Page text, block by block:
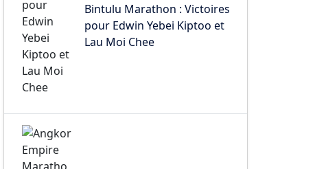
Bintulu Marathon : Victoires
pour Edwin Yebei Kiptoo et
Lau Moi Chee